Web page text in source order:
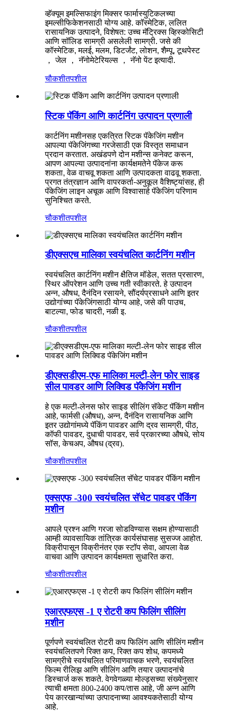
व्हॅक्यूम इमल्सिफाइंग मिक्सर फार्मास्युटिकलच्या
इमल्सीफिकेशनसाठी योग्य आहे. कॉस्मेटिक, ललित
रासायनिक उत्पादने, विशेषत: उच्च मॅट्रिक्स व्हिस्कोसिटी
आणि सॉलिड सामग्री असलेली सामग्री. जसे की
कॉस्मेटिक, मलई, मलम, डिटर्जंट, लोशन, शैम्पू, टूथपेस्ट
， जेल ， नॅनोमेटेरियल्स ， नॅनो पेंट इत्यादी.
चौकशीतपशील
स्टिक पॅकिंग आणि कार्टनिंग उत्पादन प्रणाली
कार्टनिंग मशीनसह एकत्रित स्टिक पॅकेजिंग मशीन
आपल्या पॅकेजिंगच्या गरजेसाठी एक विस्तृत समाधान
प्रदान करतात. अखंडपणे दोन मशीन्स कनेक्ट करून,
आपण आपल्या उत्पादनांना कार्यक्षमतेने पॅकेज करू
शकता, वेळ वाचवू शकता आणि उत्पादकता वाढवू शकता.
प्रगत तंत्रज्ञान आणि वापरकर्ता-अनुकूल वैशिष्ट्यांसह, ही
पॅकेजिंग लाइन अचूक आणि विश्वासार्ह पॅकेजिंग परिणाम
सुनिश्चित करते.
चौकशीतपशील
डीएक्सएच मालिका स्वयंचलित कार्टनिंग मशीन
स्वयंचलित कार्टनिंग मशीन क्षैतिज मॉडेल, सतत प्रसारण,
स्थिर ऑपरेशन आणि उच्च गती स्वीकारते. हे उत्पादन
अन्न, औषध, दैनंदिन रसायने, सौंदर्यप्रसाधने आणि इतर
उद्योगांच्या पॅकेजिंगसाठी योग्य आहे, जसे की पाउच,
बाटल्या, फोड चादरी, नळी इ.
चौकशीतपशील
डीएक्सडीएम-एफ मालिका मल्टी-लेन फोर साइड
सील पावडर आणि लिक्विड पॅकेजिंग मशीन
हे एक मल्टी-लेनस फोर साइड सीलिंग सॅकेट पॅकिंग मशीन
आहे, फार्मसी (औषध), अन्न, दैनंदिन रासायनिक आणि
इतर उद्योगांमध्ये पॅकिंग पावडर आणि द्रव सामग्री, पीठ,
कॉफी पावडर, दुधाची पावडर, सर्व प्रकारच्या औषधे, सोय
सॉस, केचअप, औषध (द्रव).
चौकशीतपशील
एक्सएफ -300 स्वयंचलित सॅचेट पावडर पॅकिंग
मशीन
आपले प्रश्न आणि गरजा सोडविण्यास सक्षम होण्यासाठी
आम्ही व्यावसायिक तांत्रिक कार्यसंघासह सुसज्ज आहोत.
विक्रीपासून विक्रीनंतर एक स्टॉप सेवा, आपला वेळ
वाचवा आणि उत्पादन कार्यक्षमता सुधारित करा.
चौकशीतपशील
एआरएफएस -1 ए रोटरी कप फिलिंग सीलिंग
मशीन
पूर्णपणे स्वयंचलित रोटरी कप फिलिंग आणि सीलिंग मशीन
स्वयंचलितपणे रिक्त कप, रिक्त कप शोध, कपमध्ये
सामग्रीचे स्वयंचलित परिमाणवाचक भरणे, स्वयंचलित
फिल्म रीलिझ आणि सीलिंग आणि तयार उत्पादनांचे
डिस्चार्ज करू शकते. वेगवेगळ्या मोल्ड्सच्या संख्येनुसार
त्याची क्षमता 800-2400 कप/तास आहे, जी अन्न आणि
पेय कारखान्यांच्या उत्पादनाच्या आवश्यकतेसाठी योग्य
आहे.